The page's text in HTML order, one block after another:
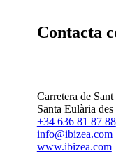
Contacta
Carretera de
Santa Eulària
+34 636 81 87 88
info@ibizea.com
www.ibizea.com